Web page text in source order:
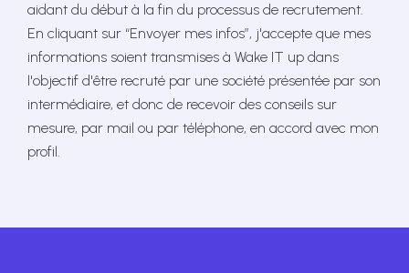
aidant du début à la fin du processus de recrutement.
En cliquant sur “Envoyer mes infos”, j'accepte que mes
informations soient transmises à Wake IT up dans
l'objectif d'être recruté par une société présentée par son
intermédiaire, et donc de recevoir des conseils sur
mesure, par mail ou par téléphone, en accord avec mon
profil.